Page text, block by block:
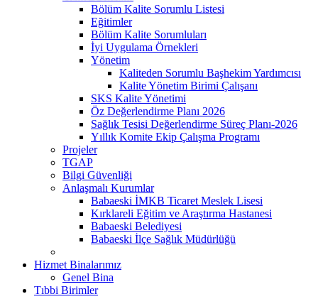
Bölüm Kalite Sorumlu Listesi
Eğitimler
Bölüm Kalite Sorumluları
İyi Uygulama Örnekleri
Yönetim
Kaliteden Sorumlu Başhekim Yardımcısı
Kalite Yönetim Birimi Çalışanı
SKS Kalite Yönetimi
Öz Değerlendirme Planı 2026
Sağlık Tesisi Değerlendirme Süreç Planı-2026
Yıllık Komite Ekip Çalışma Programı
Projeler
TGAP
Bilgi Güvenliği
Anlaşmalı Kurumlar
Babaeski İMKB Ticaret Meslek Lisesi
Kırklareli Eğitim ve Araştırma Hastanesi
Babaeski Belediyesi
Babaeski İlçe Sağlık Müdürlüğü
Hizmet Binalarımız
Genel Bina
Tıbbi Birimler